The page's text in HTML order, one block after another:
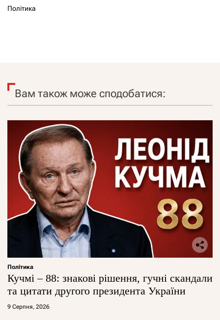
Політика
Вам також може сподобатися:
Політика
Кучмі – 88: знакові рішення, гучні скандали
та цитати другого президента України
9 Серпня, 2026